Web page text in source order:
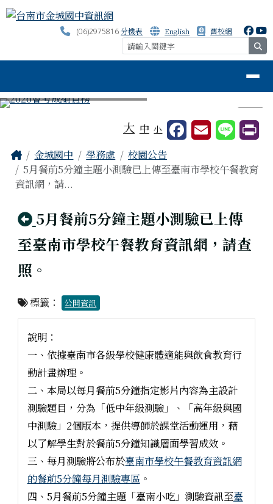
跳至主內容區
台南市金城國中資訊網
(06)2975816分機表 English 舊校網
⏸
大 中 小
主內容區域
Home
金城國中 學務處
校園公告
5月餐前5分鐘主題小測驗已上傳至臺南市學校午餐教育
資訊網，請...
回上頁
5月餐前5分鐘主題小測驗已上傳
至臺南市學校午餐教育資訊網，請查
照。
標籤： 公開資訊
說明：
一、依據臺南市各級學校健康體適能與飲食教育行
動計畫辦理。
二、本局以每月餐前5分鐘指定影片內容為主設計
測驗題目，分為「低中年級測驗」、「高年級與國
中測驗」2個版本，提供導師於課堂活動運用，藉
以了解學生對於餐前5分鐘知識層面學習成效。
三、每月測驗將公布於臺南市學校午餐教育資訊網
的餐前5分鐘每月測驗專區 。
四、5月餐前5分鐘主題「臺南小吃」測驗資訊至臺
頁尾區域